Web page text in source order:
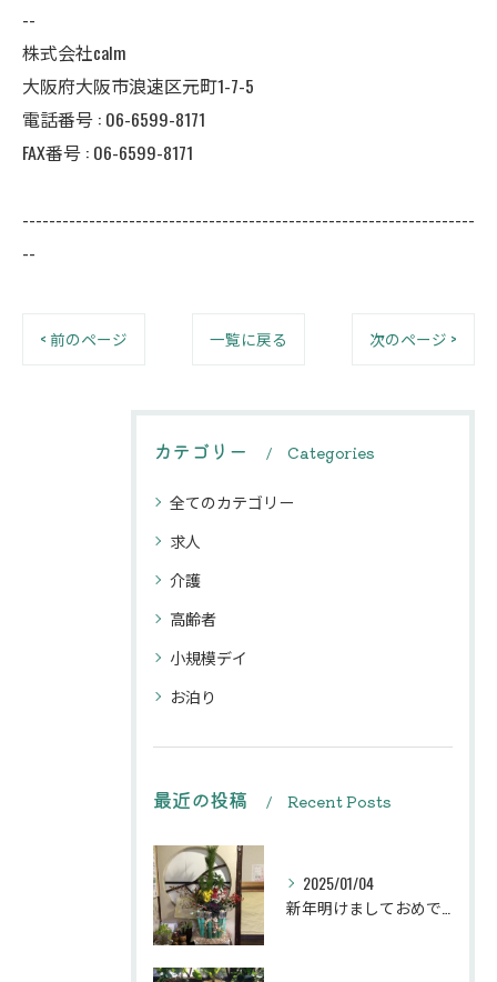
--
株式会社calm
大阪府大阪市浪速区元町1-7-5
電話番号 : 06-6599-8171
FAX番号 : 06-6599-8171
--------------------------------------------------------------------
--
< 前のページ 一覧に戻る 次のページ >
カテゴリー Categories
全てのカテゴリー
求人
介護
高齢者
小規模デイ
お泊り
最近の投稿 Recent Posts
2025/01/04